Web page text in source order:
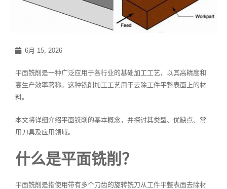
6月 15, 2026
平面铣削是一种广泛应用于各行业的基础加工工艺，以其高精度和
高生产效率著称。这种铣削加工工艺用于去除工件平整表面上的材
料。
本文将详细介绍平面铣削的基本概念，并探讨其类型、优缺点、常
用刀具及应用领域。
什么是平面铣削？
平面铣削是指使用带有多个刀齿的旋转铣刀从工件平整表面去除材